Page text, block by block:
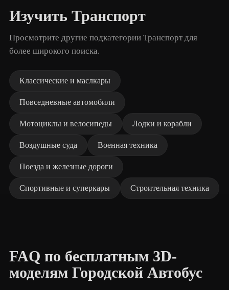
Изучить Транспорт
Просмотрите другие подкатегории Транспорт для
более широкого поиска.
Классические и маслкары
Повседневные автомобили
Мотоциклы и велосипеды Лодки и корабли
Воздушные суда Военная техника
Поезда и железные дороги
Спортивные и суперкары Строительная техника
FAQ по бесплатным 3D-
моделям Городской Автобус